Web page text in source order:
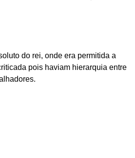
do rei, onde era permitida a
pois haviam hierarquia entre